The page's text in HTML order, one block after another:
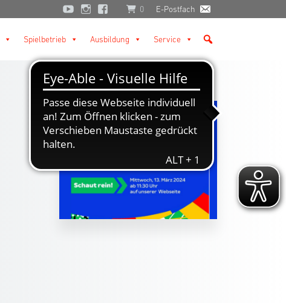
0 E-Postfach
Spielbetrieb Ausbildung Service